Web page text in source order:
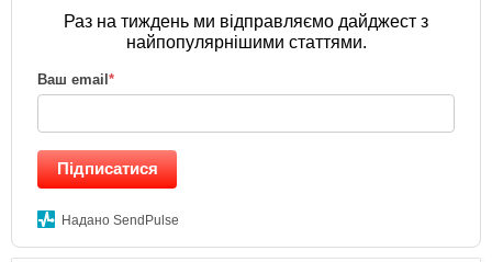
Раз на тиждень ми відправляємо дайджест з
найпопулярнішими статтями.
Ваш email*
Підписатися
Надано SendPulse